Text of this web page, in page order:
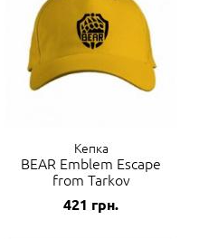
Кепка
BEAR Emblem Escape
from Tarkov
421 грн.